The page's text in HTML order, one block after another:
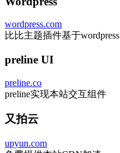
wordpress.com
比比主题插件基于wordpress
preline UI
preline.co
preline实现本站交互组件
又拍云
upyun.com